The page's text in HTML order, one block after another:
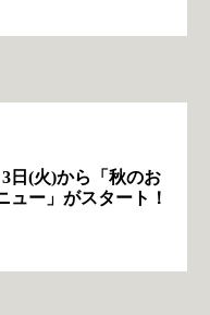
3日(火)から「秋のお
ュー」がスタート！